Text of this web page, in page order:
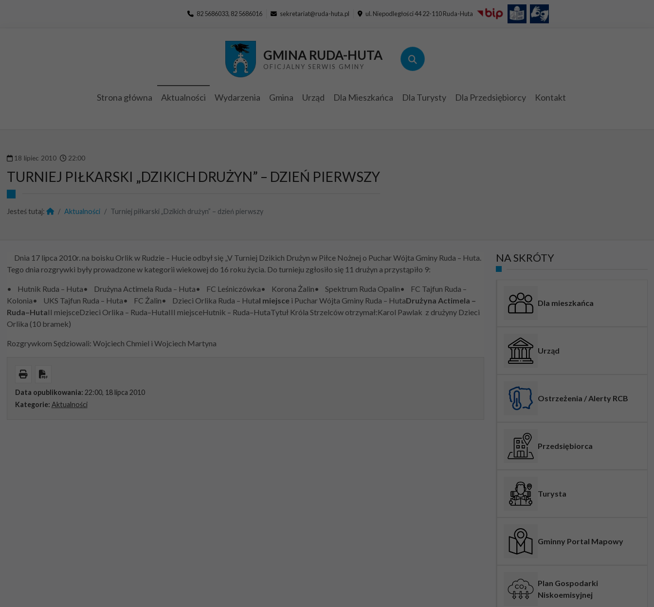
82 5686033, 82 5686016 sekretariat@ruda-huta.pl ul. Niepodległości 44 22-110 Ruda-Huta
GMINA RUDA-HUTA
OFICJALNY SERWIS GMINY
Strona główna Aktualności Wydarzenia Gmina Urząd Dla Mieszkańca Dla Turysty Dla Przedsiębiorcy Kontakt
18 lipiec 2010 22:00
TURNIEJ PIŁKARSKI „DZIKICH DRUŻYN” – DZIEŃ PIERWSZY
Jesteś tutaj: Aktualności Turniej piłkarski „Dzikich drużyn” – dzień pierwszy
Dnia 17 lipca 2010r. na boisku Orlik w Rudzie – Hucie odbył się „V Turniej Dzikich Drużyn w Piłce Nożnej o Puchar Wójta Gminy Ruda – Huta.
Tego dnia rozgrywki były prowadzone w kategorii wiekowej do 16 roku życia. Do turnieju zgłosiło się 11 drużyn a przystąpiło 9:
• Hutnik Ruda – Huta• Drużyna Actimela Ruda – Huta• FC Leśniczówka• Korona Żalin• Spektrum Ruda Opalin• FC Tajfun Ruda –
Kolonia• UKS Tajfun Ruda – Huta• FC Żalin• Dzieci Orlika Ruda – HutaI miejscei Puchar Wójta Gminy Ruda – HutaDrużyna Actimela –
Ruda–HutaII miejsceDzieci Orlika – Ruda–HutaIII miejsceHutnik – Ruda–HutaTytuł Króla Strzelców otrzymał:Karol Pawlak z drużyny Dzieci
Orlika (10 bramek)
Rozgrywkom Sędziowali: Wojciech Chmiel i Wojciech Martyna
WydrukujPobierz PDF
Data opublikowania: 22:00, 18 lipca 2010
Kategorie: Aktualności
NA SKRÓTY
Dla mieszkańca
Urząd
Ostrzeżenia / Alerty RCB
Przedsiębiorca
Turysta
Gminny Portal Mapowy
Plan Gospodarki
Niskoemisyjnej